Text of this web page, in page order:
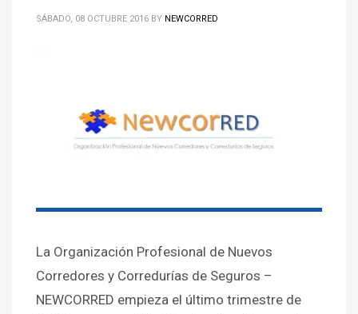
SÁBADO, 08 OCTUBRE 2016 BY NEWCORRED
La Organización Profesional de Nuevos
Corredores y Corredurías de Seguros –
NEWCORRED empieza el último trimestre de